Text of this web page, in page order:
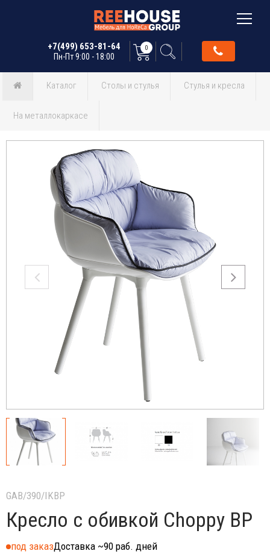
+7(499) 653-81-64
Пн-Пт 9:00 - 18:00
0
Каталог Столы и стулья Стулья и кресла
На металлокаркасе
GAB/390/IKBP
Кресло с обивкой Choppy BP
под заказДоставка ~90 раб. дней